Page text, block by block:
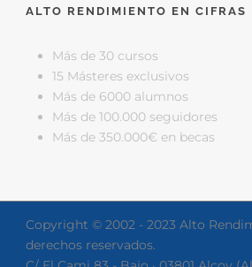
ALTO RENDIMIENTO EN CIFRAS
Más de 30 cursos
15 Másteres exclusivos
Más de 6000 alumnos
Más de 100.000 seguidores
Más de 350.000€ en becas
Copyright © 2002 - 2023 Alto
derechos reservados.